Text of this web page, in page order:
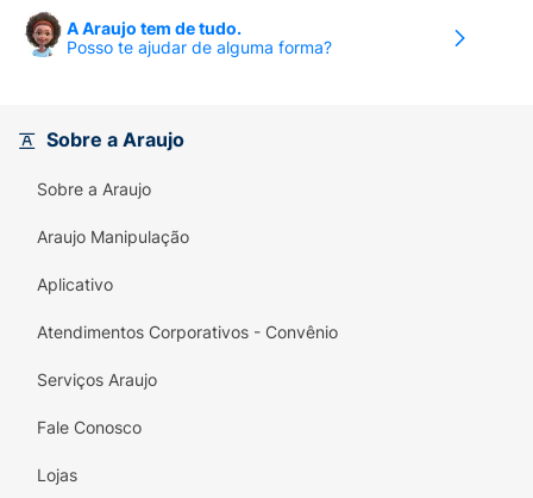
A Araujo tem de tudo.
Posso te ajudar de alguma forma?
Sobre a Araujo
Sobre a Araujo
Araujo Manipulação
Aplicativo
Atendimentos Corporativos - Convênio
Serviços Araujo
Fale Conosco
Lojas